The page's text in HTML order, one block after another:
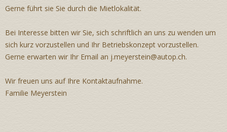
Gerne führt sie Sie durch die Mietlokalität.
Bei Interesse bitten wir Sie, sich schriftlich an uns zu wenden um
sich kurz vorzustellen und Ihr Betriebskonzept vorzustellen.
Gerne erwarten wir Ihr Email an j.meyerstein@autop.ch.
Wir freuen uns auf Ihre Kontaktaufnahme.
Familie Meyerstein